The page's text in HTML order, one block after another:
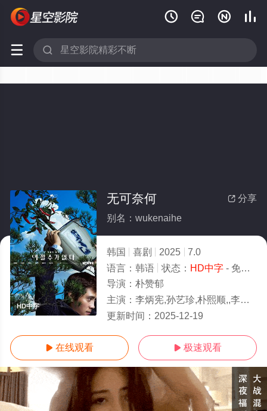
   
 
HD中字
 分享
无可奈何
别名：wukenaihe
韩国 喜剧 2025
7.0
语言： 韩语 状态： HD中字- 免费在线观看
导演： 朴赞郁
主演： 李炳宪,孙艺珍,朴熙顺,,李星民,廉惠兰,车胜元,柳演锡
更新时间： 2025-12-19
 在线观看  极速观看